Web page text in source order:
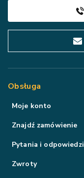
Obsługa
Moje konto
Znajdź zamówienie
Pytania i odpowiedzi
Zwroty